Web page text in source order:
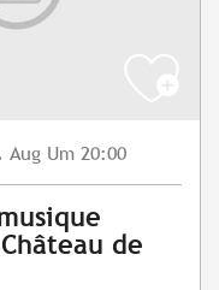
Aug Um 20:00
de